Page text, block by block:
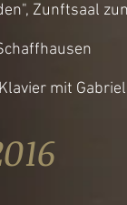
Zunftsaal
mit